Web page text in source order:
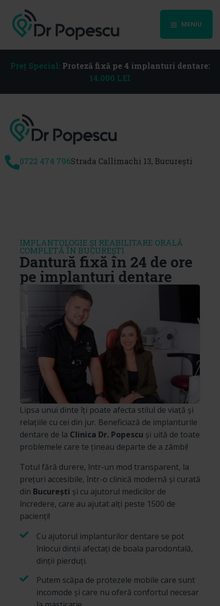
MENIU
Preț Special: Proteză fixă pe 4 implanturi dentare:
14.000 LEI
0722 474 796Strada Callimachi 13, București
IMPLANTOLOGIE ȘI REABILITARE ORALĂ
COMPLETĂ ÎN BUCUREȘTI
Dantură fixă în 24 de ore
pe implanturi dentare
Lipsa unui dinte îți poate afecta stilul de viață și
relațiile cu cei din jur. Beneficiază de implanturile
dentare de la Clinica Dr. Popescu și uită de toate
problemele care te țineau departe de a zâmbi!
Totul fără durere, într-un mod transparent, la
prețuri accesibile, într-o clinică modernă și curată
din București și cu ajutorul medicilor de
încredere, care au ajutat alți peste 1500 de
pacienți!
Cu ajutorul implanturilor dentare se pot
înlocui dinții afectați de boala parodontală,
dinții pierduți.
Putem scăpa de protezele mobile care sunt
incomode și care nu oferă confortul necesar